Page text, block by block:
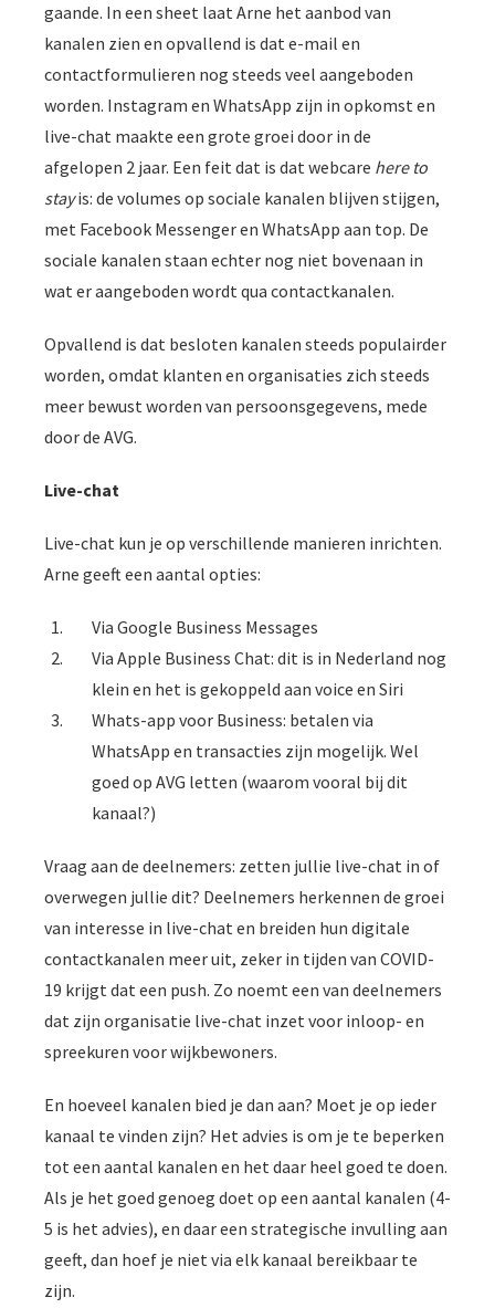
gaande. In een sheet laat Arne het aanbod van
kanalen zien en opvallend is dat e-mail en
contactformulieren nog steeds veel aangeboden
worden. Instagram en WhatsApp zijn in opkomst en
live-chat maakte een grote groei door in de
afgelopen 2 jaar. Een feit dat is dat webcare here to
stayis: de volumes op sociale kanalen blijven stijgen,
met Facebook Messenger en WhatsApp aan top. De
sociale kanalen staan echter nog niet bovenaan in
wat er aangeboden wordt qua contactkanalen.
Opvallend is dat besloten kanalen steeds populairder
worden, omdat klanten en organisaties zich steeds
meer bewust worden van persoonsgegevens, mede
door de AVG.
Live-chat
Live-chat kun je op verschillende manieren inrichten.
Arne geeft een aantal opties:
Via Google Business Messages
Via Apple Business Chat: dit is in Nederland nog
klein en het is gekoppeld aan voice en Siri
Whats-app voor Business: betalen via
WhatsApp en transacties zijn mogelijk. Wel
goed op AVG letten (waarom vooral bij dit
kanaal?)
Vraag aan de deelnemers: zetten jullie live-chat in of
overwegen jullie dit? Deelnemers herkennen de groei
van interesse in live-chat en breiden hun digitale
contactkanalen meer uit, zeker in tijden van COVID-
19 krijgt dat een push. Zo noemt een van deelnemers
dat zijn organisatie live-chat inzet voor inloop- en
spreekuren voor wijkbewoners.
En hoeveel kanalen bied je dan aan? Moet je op ieder
kanaal te vinden zijn? Het advies is om je te beperken
tot een aantal kanalen en het daar heel goed te doen.
Als je het goed genoeg doet op een aantal kanalen (4-
5 is het advies), en daar een strategische invulling aan
geeft, dan hoef je niet via elk kanaal bereikbaar te
zijn.
van